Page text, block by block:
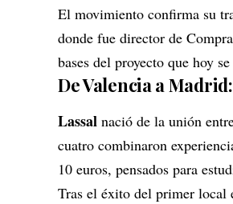
El movimiento confirma su
donde fue director de
bases del proyecto que hoy
De Valencia a
Lassal nació de la unión
cuatro combinaron
10 euros, pensados para
Tras el éxito del primer local